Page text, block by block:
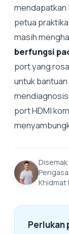
mendapatkan
petua
masih
berfungsi
port yang
untuk
port HDMI
Khidmat
Perlukan